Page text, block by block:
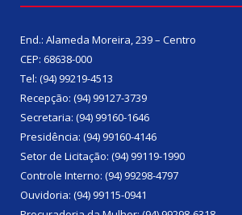
End.: Alameda Moreira, 239 – Centro
CEP: 68638-000
Tel: (94) 99219-4513
Recepção: (94) 99127-3739
Secretaria: (94) 99160-1646
Presidência: (94) 99160-4146
Setor de Licitação: (94) 99119-1990
Controle Interno: (94) 99298-4797
Ouvidoria: (94) 99115-0941